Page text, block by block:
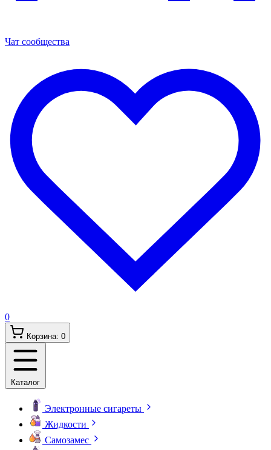
Чат сообщества
0
Корзина: 0
Каталог
Электронные сигареты
Жидкости
Самозамес